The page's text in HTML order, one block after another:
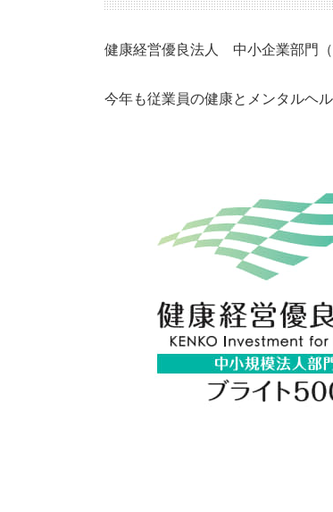
健康経営優良法人 中小企業部門（
今年も従業員の健康とメンタルヘ